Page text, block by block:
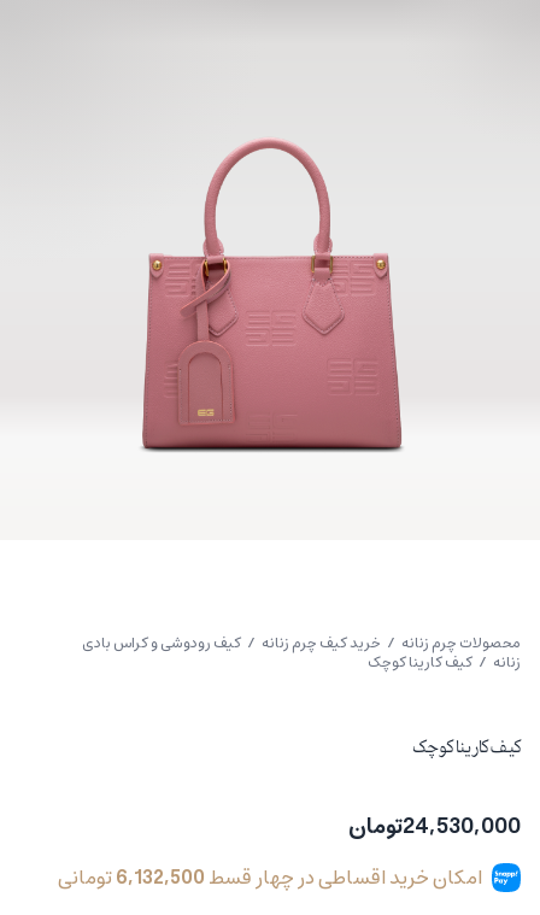
محصولات چرم زنانه / خرید کیف چرم زنانه / کیف رودوشی و کراس بادی
زنانه / کیف کارینا کوچک
کیف کارینا کوچک
24,530,000تومان
امکان خرید اقساطی در چهار قسط6,132,500تومانی